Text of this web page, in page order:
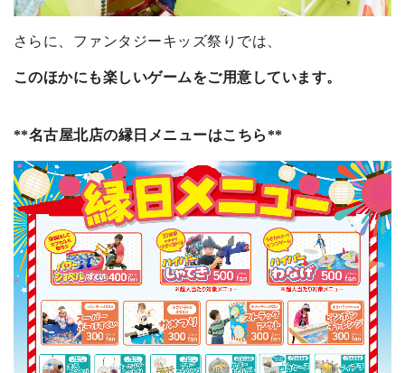
さらに、ファンタジーキッズ祭りでは、
このほかにも楽しいゲームをご用意しています。
**名古屋北店の縁日メニューはこちら**